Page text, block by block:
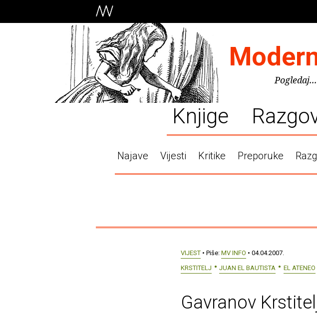
Knjige
Najave Vijesti Kritike Preporuke
VIJEST • Piše: MV INFO • 04.04.2007.
KRSTITELJ
JUAN EL BAUTISTA EL ATENEO
Gavranov